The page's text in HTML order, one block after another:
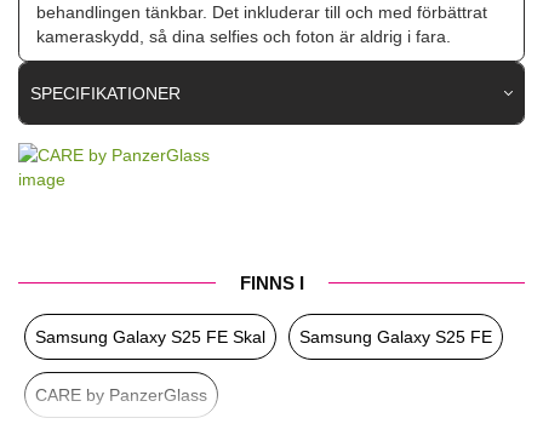
behandlingen tänkbar. Det inkluderar till och med förbättrat
kameraskydd, så dina selfies och foton är aldrig i fara.
SPECIFIKATIONER
Artikelnummer
Passar till
Trådlös laddning-kompatibel
Färg Genomskinlig
Material Hårdplast (PC), Mjukplast (TPU)
Varumärke
FINNS I
Samsung Galaxy S25 FE Skal Samsung Galaxy S25 FE
CARE by PanzerGlass